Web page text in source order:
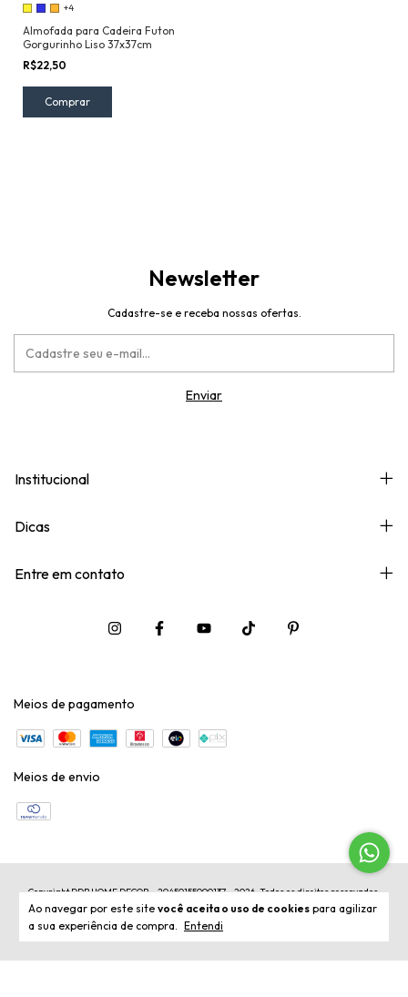
Ao navegar por este site você aceita o uso de cookies para agilizar
a sua experiência de compra. Entendi
+4
Almofada para Cadeira Futon
Gorgurinho Liso 37x37cm
R$22,50
Comprar
Newsletter
Cadastre-se e receba nossas ofertas.
Institucional
Dicas
Entre em contato
Meios de pagamento
Meios de envio
Copyright DDB HOME DECOR - 20450155000137 - 2026. Todos os direitos reservados.